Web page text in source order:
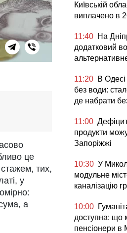
це
тих,
у
а
Київській
виплачено в
11:40 На
додатковий
11:20 В
без води:
де набрати
11:00
продукти
Запоріжжі
10:30 У
модульне
каналізацію
10:00
доступна: що
пенсіонери в